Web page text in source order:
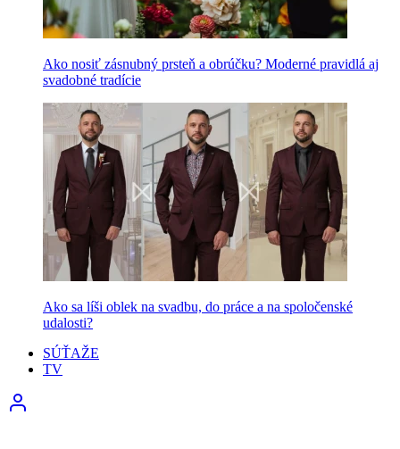
Ako nosiť zásnubný prsteň a obrúčku? Moderné pravidlá aj
svadobné tradície
Ako sa líši oblek na svadbu, do práce a na spoločenské
udalosti?
SÚŤAŽE
TV